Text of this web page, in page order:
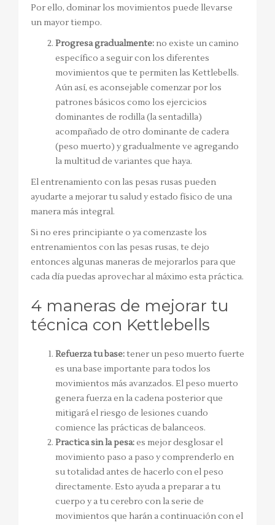
Por ello, dominar los movimientos puede llevarse
un mayor tiempo.
Progresa gradualmente: no existe un camino
específico a seguir con los diferentes
movimientos que te permiten las Kettlebells.
Aún así, es aconsejable comenzar por los
patrones básicos como los ejercicios
dominantes de rodilla (la sentadilla)
acompañado de otro dominante de cadera
(peso muerto) y gradualmente ve agregando
la multitud de variantes que haya.
El entrenamiento con las pesas rusas pueden
ayudarte a mejorar tu salud y estado físico de una
manera más integral.
Si no eres principiante o ya comenzaste los
entrenamientos con las pesas rusas, te dejo
entonces algunas maneras de mejorarlos para que
cada día puedas aprovechar al máximo esta práctica.
4 maneras de mejorar tu
técnica con Kettlebells
Refuerza tu base:tener un peso muerto fuerte
es una base importante para todos los
movimientos más avanzados. El peso muerto
genera fuerza en la cadena posterior que
mitigará el riesgo de lesiones cuando
comience las prácticas de balanceos.
Practica sin la pesa:es mejor desglosar el
movimiento paso a paso y comprenderlo en
su totalidad antes de hacerlo con el peso
directamente. Esto ayuda a preparar a tu
cuerpo y a tu cerebro con la serie de
movimientos que harán a continuación con el